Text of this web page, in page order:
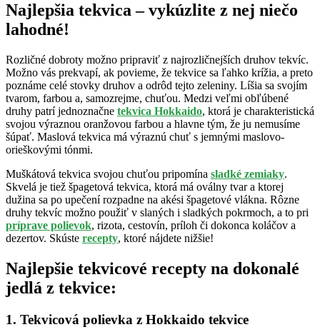
Najlepšia tekvica – vykúzlite z nej niečo
lahodné!
Rozličné dobroty možno pripraviť z najrozličnejších druhov tekvíc.
Možno vás prekvapí, ak povieme, že tekvice sa ľahko krížia, a preto
poznáme celé stovky druhov a odrôd tejto zeleniny. Líšia sa svojím
tvarom, farbou a, samozrejme, chuťou. Medzi veľmi obľúbené
druhy patrí jednoznačne tekvica Hokkaido, ktorá je charakteristická
svojou výraznou oranžovou farbou a hlavne tým, že ju nemusíme
šúpať. Maslová tekvica má výraznú chuť s jemnými maslovo-
orieškovými tónmi.
Muškátová tekvica svojou chuťou pripomína sladké zemiaky.
Skvelá je tiež špagetová tekvica, ktorá má oválny tvar a ktorej
dužina sa po upečení rozpadne na akési špagetové vlákna. Rôzne
druhy tekvíc možno použiť v slaných i sladkých pokrmoch, a to pri
príprave polievok, rizota, cestovín, príloh či dokonca koláčov a
dezertov. Skúste recepty, ktoré nájdete nižšie!
Najlepšie tekvicové recepty na dokonalé
jedlá z tekvice:
1. Tekvicová polievka z Hokkaido tekvice